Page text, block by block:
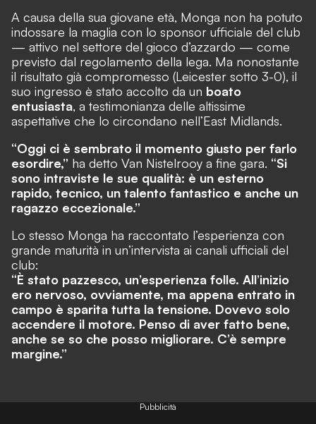
A causa della sua giovane età, Monga non ha potuto
indossare la maglia con lo sponsor ufficiale del club
— attivo nel settore del gioco d’azzardo — come
previsto dal regolamento della lega. Ma nonostante
il risultato già compromesso (Leicester sotto 3-0), il
suo ingresso è stato accolto da un boato
entusiasta, a testimonianza delle altissime
aspettative che lo circondano nell’East Midlands.
“Oggi ci è sembrato il momento giusto per farlo
esordire,” ha detto Van Nistelrooy a fine gara. “Si
sono intraviste le sue qualità: è un esterno
rapido, tecnico, un talento fantastico e anche un
ragazzo eccezionale.”
Lo stesso Monga ha raccontato l’esperienza con
grande maturità in un’intervista ai canali ufficiali del
club:
“È stato pazzesco, un’esperienza folle. All’inizio
ero nervoso, ovviamente, ma appena entrato in
campo è sparita tutta la tensione. Dovevo solo
accendere il motore. Penso di aver fatto bene,
anche se so che posso migliorare. C’è sempre
margine.”
Pubblicità